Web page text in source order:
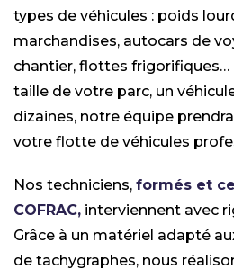
types de véhicules : poids
marchandises, autocars de
chantier, flottes frigorifiques…
taille de votre parc, un
dizaines, notre équipe
votre flotte de véhicules
Nos techniciens, formés et
COFRAC, interviennent avec
Grâce à un matériel adapté
de tachygraphes, nous